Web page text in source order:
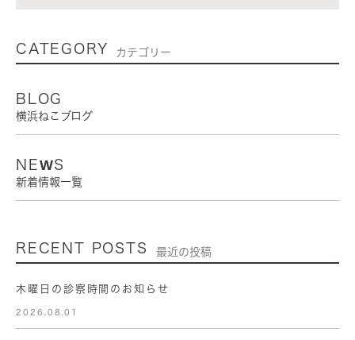
CATEGORY カテゴリー
BLOG
横浜ねこブログ
NEWS
新着情報一覧
RECENT POSTS 最近の投稿
木曜日の診察時間のお知らせ
2026.08.01